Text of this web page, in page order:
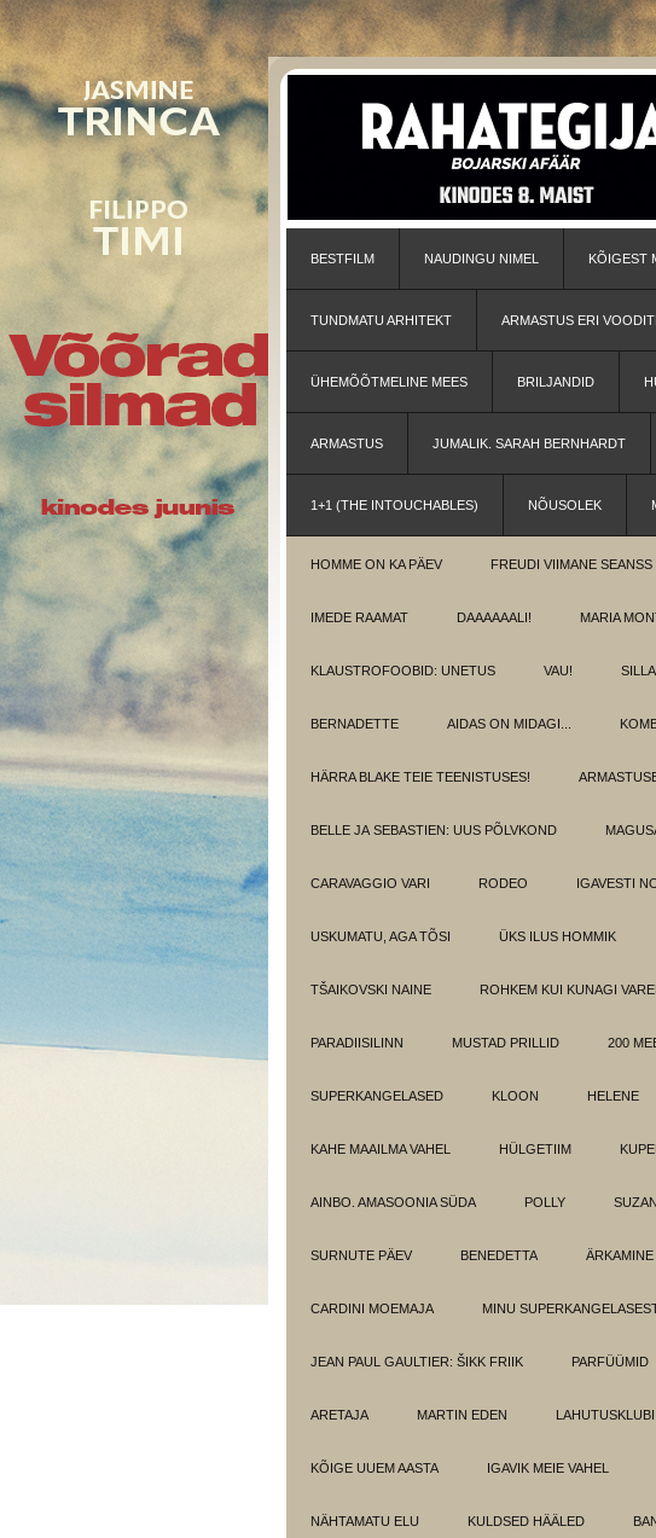
BESTFILM NAUDINGU NIMEL KÕIGEST
TUNDMATU ARHITEKT ARMASTUS ERI
ÜHEMÕÕTMELINE MEES BRILJANDID
ARMASTUS JUMALIK. SARAH BERNHARDT
1+1 (THE INTOUCHABLES) NÕUSOLEK
HOMME ON KA PÄEV FREUDI VIIMANE SEANSS
IMEDE RAAMAT DAAAAAALI! MARIA
KLAUSTROFOOBID: UNETUS VAU!
BERNADETTE AIDAS ON MIDAGI...
HÄRRA BLAKE TEIE TEENISTUSES!
BELLE JA SEBASTIEN: UUS PÕLVKOND
CARAVAGGIO VARI RODEO IGAVESTI
USKUMATU, AGA TÕSI ÜKS ILUS HOMMIK
TŠAIKOVSKI NAINE ROHKEM KUI KUNAGI
PARADIISILINN MUSTAD PRILLID 200
SUPERKANGELASED KLOON HELENE
KAHE MAAILMA VAHEL HÜLGETIIM
AINBO. AMASOONIA SÜDA POLLY
SURNUTE PÄEV BENEDETTA ÄRKAMINE
CARDINI MOEMAJA MINU
JEAN PAUL GAULTIER: ŠIKK FRIIK PARFÜÜMID
ARETAJA MARTIN EDEN LAHUTUSKLUBI
KÕIGE UUEM AASTA IGAVIK MEIE VAHEL
NÄHTAMATU ELU KULDSED HÄÄLED